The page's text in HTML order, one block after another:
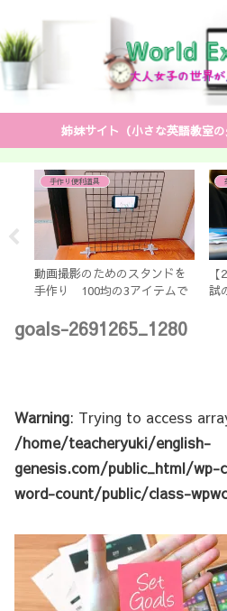
姉妹サイト（小さな英語教室
す
手作り便利道具
動画撮影のためのスタンドを
手作り 100均の3アイテムで
放送
試
goals-2691265_1280
Warning: Trying to access
/home/teacheryuki/english-
genesis.com/public_html/
word-count/public/class-